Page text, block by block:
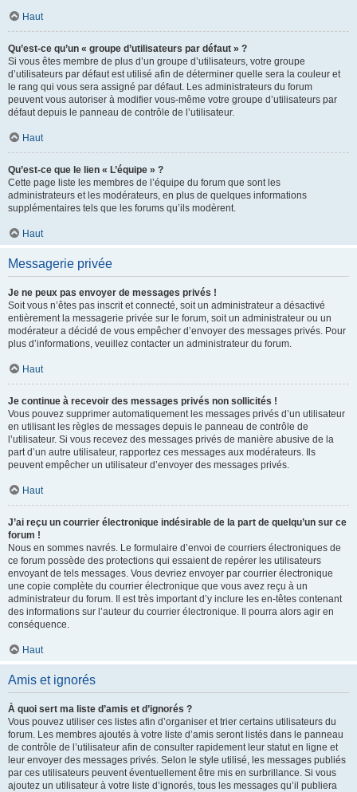
Haut
Qu’est-ce qu’un « groupe d’utilisateurs par défaut » ?
Si vous êtes membre de plus d’un groupe d’utilisateurs, votre groupe
d’utilisateurs par défaut est utilisé afin de déterminer quelle sera la couleur et
le rang qui vous sera assigné par défaut. Les administrateurs du forum
peuvent vous autoriser à modifier vous-même votre groupe d’utilisateurs par
défaut depuis le panneau de contrôle de l’utilisateur.
Haut
Qu’est-ce que le lien « L’équipe » ?
Cette page liste les membres de l’équipe du forum que sont les
administrateurs et les modérateurs, en plus de quelques informations
supplémentaires tels que les forums qu’ils modèrent.
Haut
Messagerie privée
Je ne peux pas envoyer de messages privés !
Soit vous n’êtes pas inscrit et connecté, soit un administrateur a désactivé
entièrement la messagerie privée sur le forum, soit un administrateur ou un
modérateur a décidé de vous empêcher d’envoyer des messages privés. Pour
plus d’informations, veuillez contacter un administrateur du forum.
Haut
Je continue à recevoir des messages privés non sollicités !
Vous pouvez supprimer automatiquement les messages privés d’un utilisateur
en utilisant les règles de messages depuis le panneau de contrôle de
l’utilisateur. Si vous recevez des messages privés de manière abusive de la
part d’un autre utilisateur, rapportez ces messages aux modérateurs. Ils
peuvent empêcher un utilisateur d’envoyer des messages privés.
Haut
J’ai reçu un courrier électronique indésirable de la part de quelqu’un sur ce
forum !
Nous en sommes navrés. Le formulaire d’envoi de courriers électroniques de
ce forum possède des protections qui essaient de repérer les utilisateurs
envoyant de tels messages. Vous devriez envoyer par courrier électronique
une copie complète du courrier électronique que vous avez reçu à un
administrateur du forum. Il est très important d’y inclure les en-têtes contenant
des informations sur l’auteur du courrier électronique. Il pourra alors agir en
conséquence.
Haut
Amis et ignorés
À quoi sert ma liste d’amis et d’ignorés ?
Vous pouvez utiliser ces listes afin d’organiser et trier certains utilisateurs du
forum. Les membres ajoutés à votre liste d’amis seront listés dans le panneau
de contrôle de l’utilisateur afin de consulter rapidement leur statut en ligne et
leur envoyer des messages privés. Selon le style utilisé, les messages publiés
par ces utilisateurs peuvent éventuellement être mis en surbrillance. Si vous
ajoutez un utilisateur à votre liste d’ignorés, tous les messages qu’il publiera